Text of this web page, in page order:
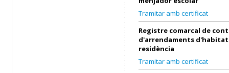
Tramitar amb certificat
Registre comarcal de
d'arrendaments
residència
Tramitar amb certificat